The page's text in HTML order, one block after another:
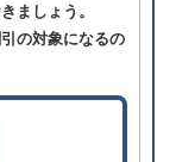
ましょう。
の対象になるの